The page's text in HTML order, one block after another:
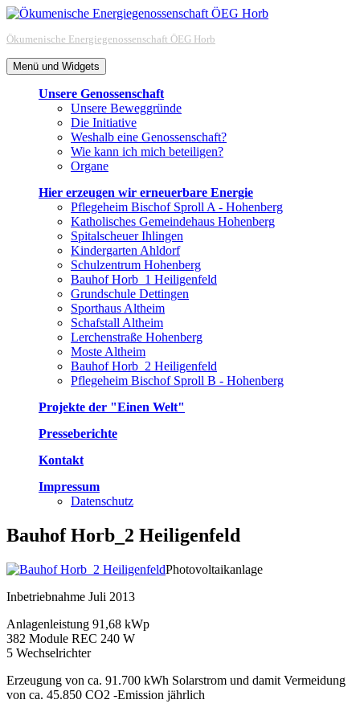
Zum
springen
Ökumenische Energiegenossenschaft ÖEG Horb
Menü und Widgets
Unsere Genossenschaft
Unsere Beweggründe
Die Initiative
Weshalb eine Genossenschaft?
Wie kann ich mich beteiligen?
Organe
Hier erzeugen wir erneuerbare Energie
Pflegeheim Bischof Sproll A - Hohenberg
Katholisches Gemeindehaus Hohenberg
Spitalscheuer Ihlingen
Kindergarten Ahldorf
Schulzentrum Hohenberg
Bauhof Horb_1 Heiligenfeld
Grundschule Dettingen
Sporthaus Altheim
Schafstall Altheim
Lerchenstraße Hohenberg
Moste Altheim
Bauhof Horb_2 Heiligenfeld
Pflegeheim Bischof Sproll B - Hohenberg
Projekte der "Einen Welt"
Presseberichte
Kontakt
Impressum
Datenschutz
Bauhof Horb_2 Heiligenfeld
Photovoltaikanlage
Inbetriebnahme Juli 2013
Anlagenleistung 91,68 kWp
382 Module REC 240 W
5 Wechselrichter
Erzeugung von ca. 91.700 kWh Solarstrom und damit Vermeidung
von ca. 45.850 CO2 -Emission jährlich